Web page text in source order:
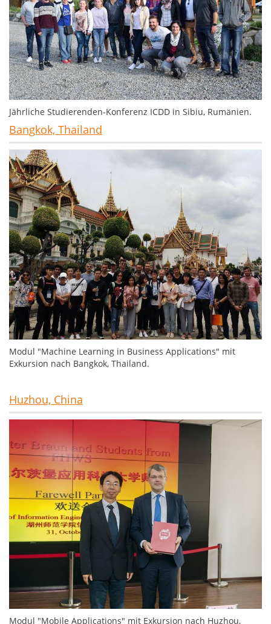
Jährliche Studierenden-Konferenz ICDD in Sibiu, Rumänien.
Bangkok, Thailand
Modul "Machine Learning in Business Applications" mit
Exkursion nach Bangkok, Thailand.
Huzhou, China
Modul "Mobile Applications" mit Exkursion nach Huzhou,